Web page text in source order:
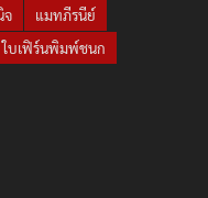
จ
แมทภีรนีย์
ใบเฟิร์นพิมพ์ชนก